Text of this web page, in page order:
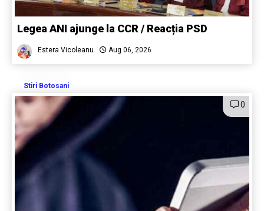
Legea ANI ajunge la CCR / Reacția PSD
Estera Vicoleanu Aug 06, 2026
Stiri Botosani
0